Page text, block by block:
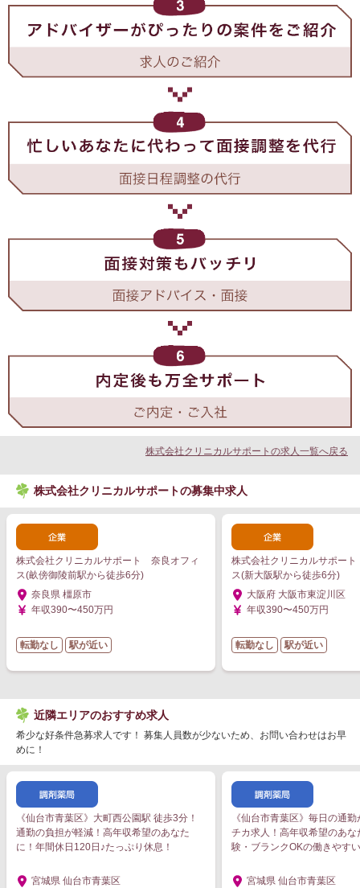
株式会社クリニカルサポートの求人一覧へ戻る
株式会社クリニカルサポートの募集中求人
株式会社クリニカルサポート 奈良オフィ
ス(畝傍御陵前駅から徒歩6分)
奈良県 橿原市
年収390〜450万円
転勤なし 駅が近い
株式会社クリニカルサポー
ス(新大阪駅から徒歩6分)
大阪府 大阪市東淀川区
年収390〜450万円
転勤なし 駅が近い
近隣エリアのおすすめ求人
希少な好条件急募求人です！ 募集人員数が少ないため、お問い合わせはお早
めに！
《仙台市青葉区》大町西公園駅 徒歩3分！
通勤の負担が軽減！高年収希望のあなた
に！年間休日120日♪たっぷり休息！
宮城県 仙台市青葉区
《仙台市青葉区》毎日の通
チカ求人！高年収希望のあな
験・ブランクOKの働きやす
宮城県 仙台市青葉区